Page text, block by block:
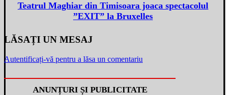
Teatrul Maghiar din Timisoara joaca spectacolul
”EXIT” la Bruxelles
LĂSAȚI UN MESAJ
Autentificați-vă pentru a lăsa un comentariu
ANUNȚURI ȘI PUBLICITATE